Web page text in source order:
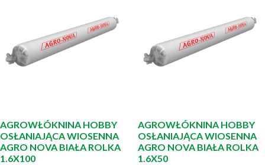
AGROWŁÓKNINA HOBBY
OSŁANIAJĄCA WIOSENNA
AGRO NOVA BIAŁA ROLKA
1.6X100
AGROWŁÓKNINA HOBBY
OSŁANIAJĄCA WIOSENNA
AGRO NOVA BIAŁA ROLKA
1.6X50